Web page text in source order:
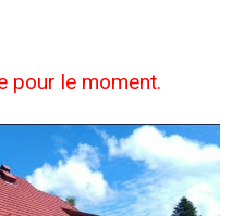
pour le moment.